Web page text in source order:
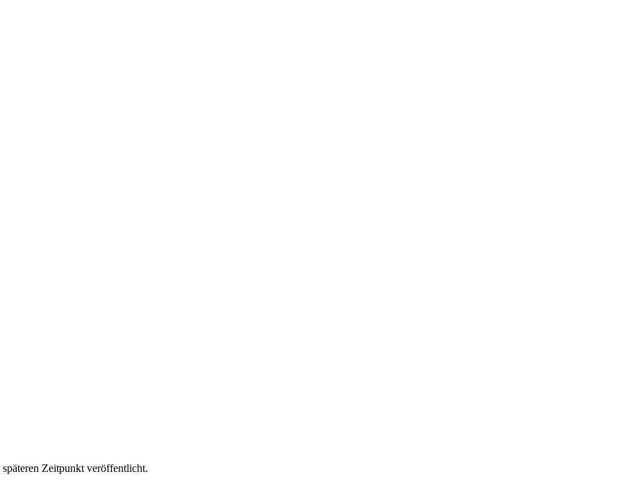
Zeitpunkt veröffentlicht.